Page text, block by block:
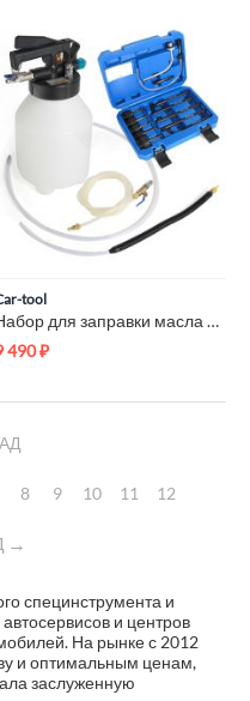
tool
Набор для заправки масла в АКПП Car-Tool CT-D2235
490₽
8 9 10 11 12
специнструмента и
и центров
На рынке с 2012
и оптимальным ценам,
заслуженную